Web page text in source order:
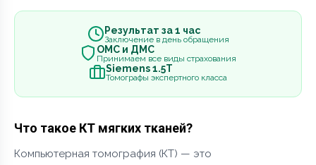
Результат за 1 час
Заключение в день обращения
ОМС и ДМС
Принимаем все виды страхования
Siemens 1.5Т
Томографы экспертного класса
Что такое КТ мягких тканей?
Компьютерная томография (КТ) — это